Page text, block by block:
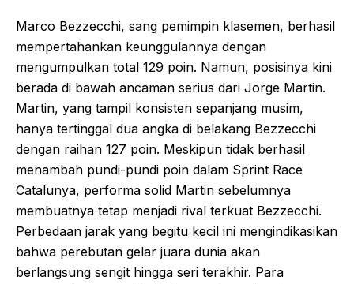
Marco Bezzecchi, sang pemimpin klasemen, berhasil
mempertahankan keunggulannya dengan
mengumpulkan total 129 poin. Namun, posisinya kini
berada di bawah ancaman serius dari Jorge Martin.
Martin, yang tampil konsisten sepanjang musim,
hanya tertinggal dua angka di belakang Bezzecchi
dengan raihan 127 poin. Meskipun tidak berhasil
menambah pundi-pundi poin dalam Sprint Race
Catalunya, performa solid Martin sebelumnya
membuatnya tetap menjadi rival terkuat Bezzecchi.
Perbedaan jarak yang begitu kecil ini mengindikasikan
bahwa perebutan gelar juara dunia akan
berlangsung sengit hingga seri terakhir. Para